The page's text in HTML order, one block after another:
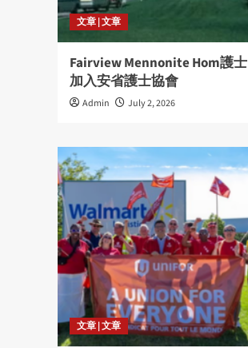
文章 | 文章
Fairview Mennonite Hom護士
加入安省護士協會
Admin July 2, 2026
文章 | 文章